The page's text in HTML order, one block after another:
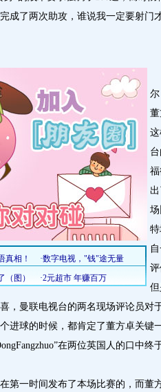
成了两次助攻，谁说我一定要射门
评
，曼联电视台的两名现场评论员对
进球的时候，都肯定了董方卓关键
在两位英国人的口中终
一时间发布了本场比赛的，而董